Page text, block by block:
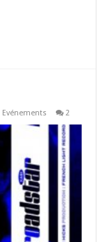
Evénements 2